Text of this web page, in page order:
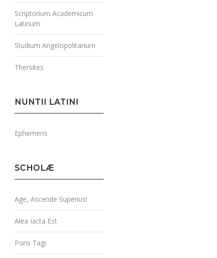
Scriptorium Academicum
Latinum
Studium Angelopolitanum
Thersites
NUNTII LATINI
Ephemeris
SCHOLÆ
Age, Ascende Superius!
Alea Iacta Est
Pons Tagi